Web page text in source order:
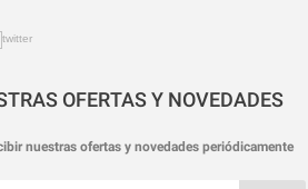
OFERTAS Y NOVEDADES
nuestras ofertas y novedades periódicamente